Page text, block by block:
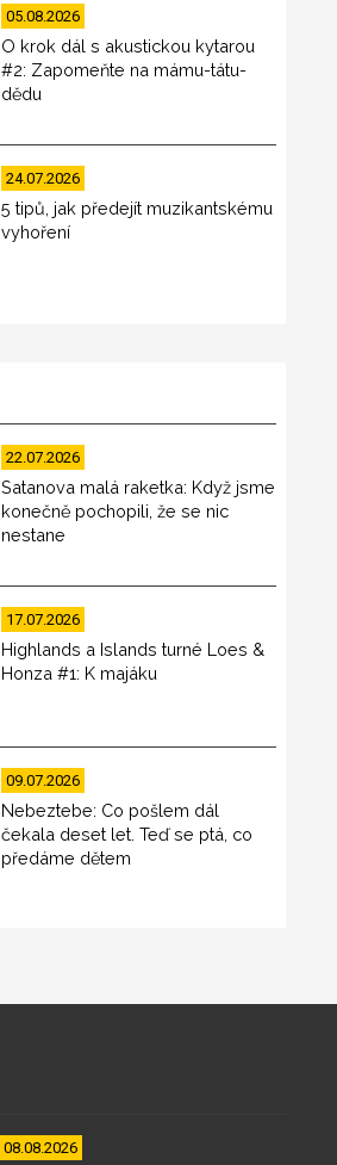
05.08.2026
O krok dál s akustickou kytarou
#2: Zapomeňte na mámu-tátu-
dědu
24.07.2026
5 tipů, jak předejít muzikantskému
vyhoření
22.07.2026
Satanova malá raketka: Když jsme
konečně pochopili, že se nic
nestane
17.07.2026
Highlands a Islands turné Loes &
Honza #1: K majáku
09.07.2026
Nebeztebe: Co pošlem dál
čekala deset let. Teď se ptá, co
předáme dětem
08.08.2026